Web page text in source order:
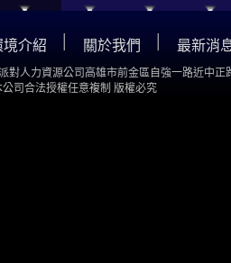
境介紹 關於我們 最新消
對人力資源公司高雄市前金區自強一路近中正
司合法授權任意複制 版權必究